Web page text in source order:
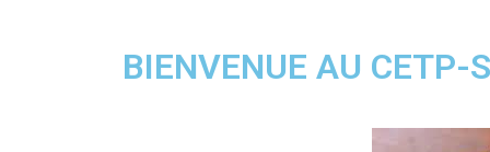
CABINET
Huissier de Justice
BIENVENUE AU CETP-